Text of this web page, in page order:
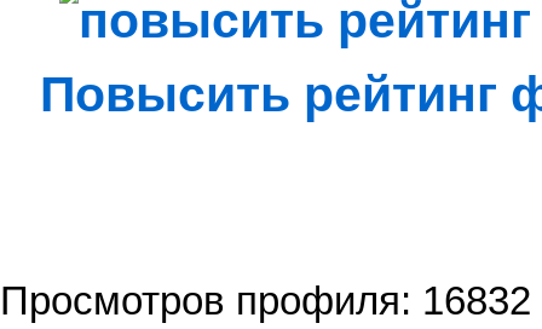
Повысить рейтинг
Просмотров профиля: 16832